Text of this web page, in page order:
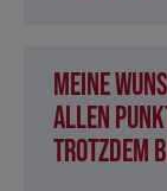
Meine
allen
trotzdem